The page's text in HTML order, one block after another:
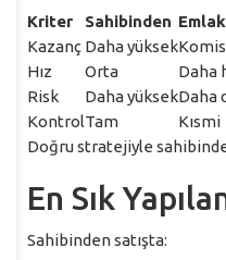
Kriter
Sahibinden
Kazanç Daha yüksek
Hız
Orta
Daha
Risk
Daha yüksekDaha
KontrolTam
Kısmi
Doğru stratejiyle
En Sık
Sahibinden satışta: